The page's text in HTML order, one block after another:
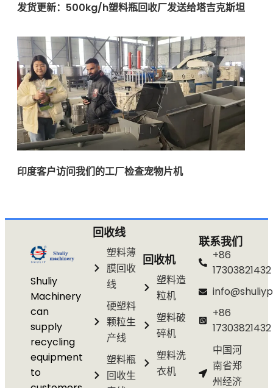
发货更新：500kg/h塑料瓶回收厂发送给塔吉克斯坦
印度客户访问我们的工厂检查宠物片机
Shuliy
Machinery
can
supply
recycling
equipment
to
回收线
塑料薄
膜回收
线
硬塑料
颗粒生
产线
塑料瓶
回收生
回收机
塑料造
粒机
塑料破
碎机
塑料洗
衣机
联系我们
+86
17303821432
+86
17303821432
中国河
南省郑
州经济